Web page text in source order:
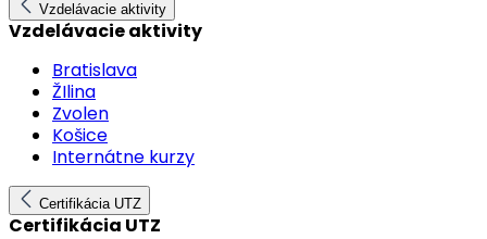
Vzdelávacie aktivity
Vzdelávacie aktivity
Bratislava
ŽIlina
Zvolen
Košice
Internátne kurzy
Certifikácia UTZ
Certifikácia UTZ